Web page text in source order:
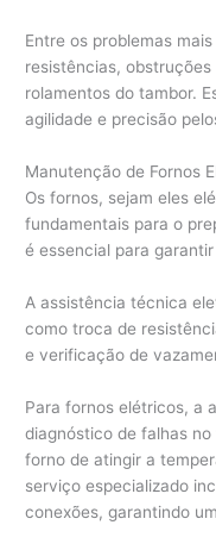
Entre os problemas
resistências,
rolamentos do tambor.
agilidade e precisão
Manutenção de Fornos
Os fornos, sejam eles
fundamentais para o
é essencial para
A assistência técnica
como troca de
e verificação de
Para fornos elétricos, a
diagnóstico de falhas
forno de atingir a
serviço especializado
conexões, garantindo